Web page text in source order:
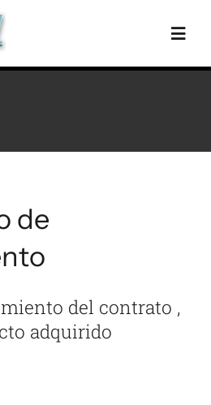
de
del contrato ,
adquirido